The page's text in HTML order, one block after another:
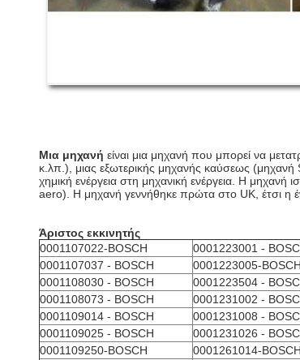
Μια μηχανή είναι μια μηχανή που μπορεί να
κ.λπ.), μιας εξωτερικής μηχανής καύσεως (μηχανή
χημική ενέργεια στη μηχανική ενέργεια. Η
aero). Η μηχανή γεννήθηκε πρώτα στο UK, έτσι η
Άριστος εκκινητής
0001107022-BOSCH
0001223001 -
0001107037 - BOSCH
0001223005-BOSCH
0001108030 - BOSCH
0001223504 -
0001108073 - BOSCH
0001231002 -
0001109014 - BOSCH
0001231008 -
0001109025 - BOSCH
0001231026 -
0001109250-BOSCH
0001261014-BOSCH